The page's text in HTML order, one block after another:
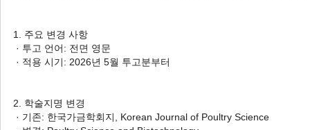
Author: Seyeon Chang
4 Articles are founded.
Technique
1. 주요 변경 사항
· 투고 언어: 전면 영문
· 적용 시기: 2026년 5월 투고분부터
2. 학술지명 변경
· 기존: 한국가금학회지, Korean Journal of Poultry Science